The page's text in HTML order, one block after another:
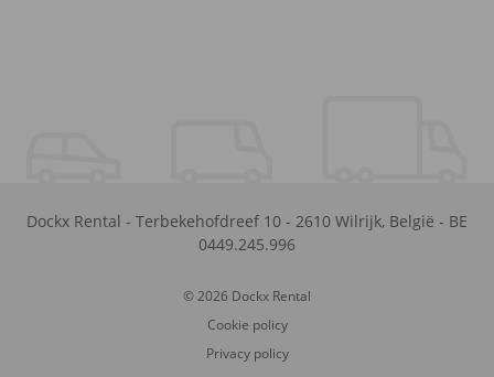
Dockx Rental - Terbekehofdreef 10 - 2610 Wilrijk, België - BE
0449.245.996
© 2026 Dockx Rental
Cookie policy
Privacy policy